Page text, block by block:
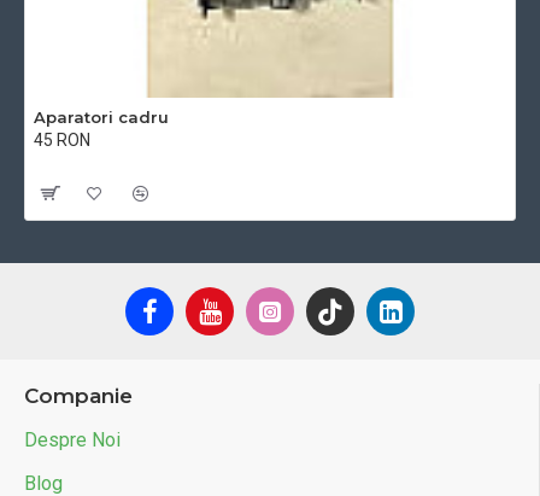
Aparatori cadru
45 RON
Companie
Despre Noi
Blog